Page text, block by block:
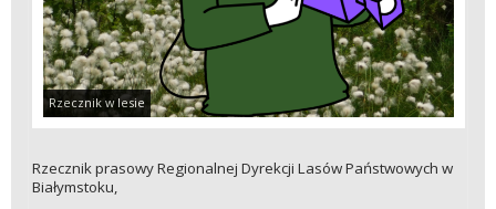
Rzecznik w lesie
Rzecznik prasowy Regionalnej Dyrekcji Lasów Państwowych w
Białymstoku,